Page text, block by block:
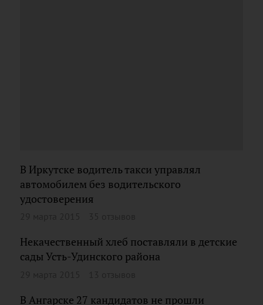
В Иркутске водитель такси управлял
автомобилем без водительского
удостоверения
Некачественный хлеб поставляли в детские
сады Усть-Удинского района
В Ангарске 27 кандидатов не прошли